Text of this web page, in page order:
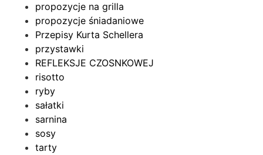
propozycje na grilla
propozycje śniadaniowe
Przepisy Kurta Schellera
przystawki
REFLEKSJE CZOSNKOWEJ
risotto
ryby
sałatki
sarnina
sosy
tarty